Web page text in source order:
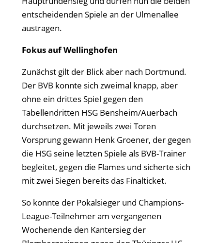
entscheidenden Spiele an der Ulmenallee
austragen.
Fokus auf Wellinghofen
Zunächst gilt der Blick aber nach Dortmund.
Der BVB konnte sich zweimal knapp, aber
ohne ein drittes Spiel gegen den
Tabellendritten HSG Bensheim/Auerbach
durchsetzen. Mit jeweils zwei Toren
Vorsprung gewann Henk Groener, der gegen
die HSG seine letzten Spiele als BVB-Trainer
begleitet, gegen die Flames und sicherte sich
mit zwei Siegen bereits das Finalticket.
So konnte der Pokalsieger und Champions-
League-Teilnehmer am vergangenen
Wochenende den Kantersieg der